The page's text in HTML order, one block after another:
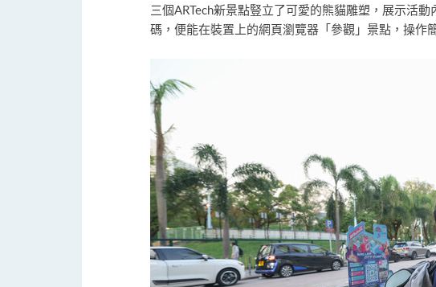
三個ARTech新景點豎立了可愛的熊貓雕塑，展示活
碼，便能在裝置上的網頁瀏覽器「參觀」景點，操作